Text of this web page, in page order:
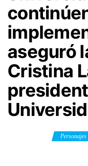
aseguró
Cristina
Personajes